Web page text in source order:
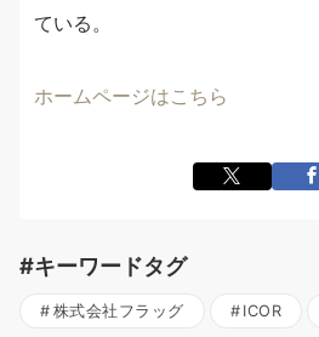
ている。
ホームページはこちら
#キーワードタグ
株式会社フラッグ ICOR